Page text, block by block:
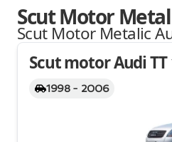
Scut Motor
Scut Motor Metalic
Scut motor Audi TT
1998 - 2006